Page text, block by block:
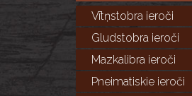
Vītņstobra ieroči
Gludstobra ieroči
Mazkalibra ieroči
Pneimatiskie ieroči